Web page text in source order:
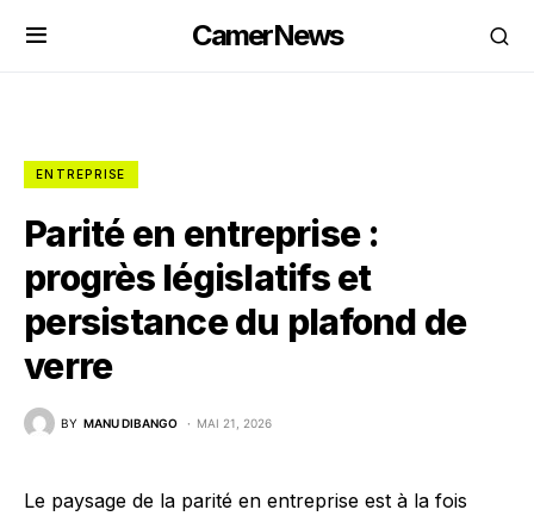
CamerNews
ENTREPRISE
Parité en entreprise :
progrès législatifs et
persistance du plafond de
verre
BY MANU DIBANGO MAI 21, 2026
Le paysage de la parité en entreprise est à la fois